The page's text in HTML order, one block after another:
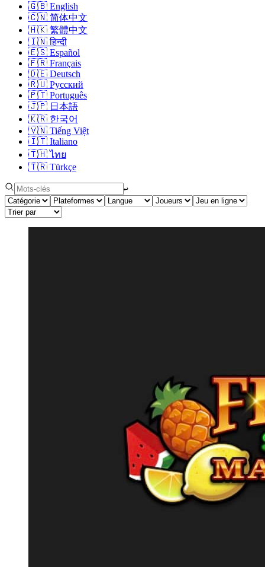
🇬🇧 English
🇨🇳 简体中文
🇭🇰 繁體中文
🇮🇳 हिन्दी
🇪🇸 Español
🇫🇷 Français
🇩🇪 Deutsch
🇷🇺 Русский
🇵🇹 Português
🇯🇵 日本語
🇰🇷 한국어
🇻🇳 Tiếng Việt
🇮🇹 Italiano
🇹🇭 ไทย
🇹🇷 Türkçe
↩︎